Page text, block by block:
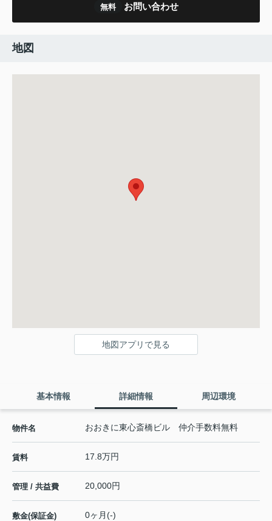
無料 お問い合わせ
地図
地図アプリで見る
基本情報 詳細情報 周辺環境
物件名 おおきに東心斎橋ビル 仲介手数料無料
賃料 17.8万円
管理 / 共益費 20,000円
敷金(保証金) 0ヶ月(-)